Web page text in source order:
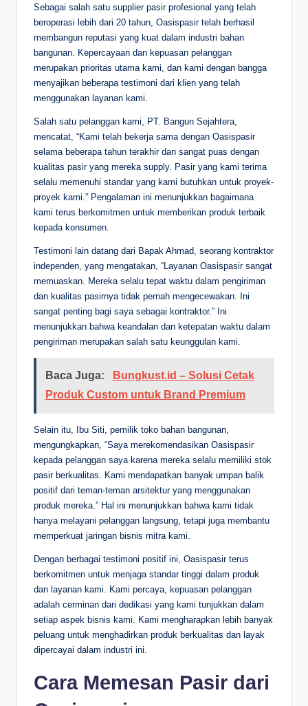
Sebagai salah satu supplier pasir profesional yang telah
beroperasi lebih dari 20 tahun, Oasispasir telah berhasil
membangun reputasi yang kuat dalam industri bahan
bangunan. Kepercayaan dan kepuasan pelanggan
merupakan prioritas utama kami, dan kami dengan bangga
menyajikan beberapa testimoni dari klien yang telah
menggunakan layanan kami.
Salah satu pelanggan kami, PT. Bangun Sejahtera,
mencatat, “Kami telah bekerja sama dengan Oasispasir
selama beberapa tahun terakhir dan sangat puas dengan
kualitas pasir yang mereka supply. Pasir yang kami terima
selalu memenuhi standar yang kami butuhkan untuk proyek-
proyek kami.” Pengalaman ini menunjukkan bagaimana
kami terus berkomitmen untuk memberikan produk terbaik
kepada konsumen.
Testimoni lain datang dari Bapak Ahmad, seorang kontraktor
independen, yang mengatakan, “Layanan Oasispasir sangat
memuaskan. Mereka selalu tepat waktu dalam pengiriman
dan kualitas pasirnya tidak pernah mengecewakan. Ini
sangat penting bagi saya sebagai kontraktor.” Ini
menunjukkan bahwa keandalan dan ketepatan waktu dalam
pengiriman merupakan salah satu keunggulan kami.
Baca Juga:
Bungkust.id – Solusi Cetak
Produk Custom untuk Brand Premium
Selain itu, Ibu Siti, pemilik toko bahan bangunan,
mengungkapkan, “Saya merekomendasikan Oasispasir
kepada pelanggan saya karena mereka selalu memiliki stok
pasir berkualitas. Kami mendapatkan banyak umpan balik
positif dari teman-teman arsitektur yang menggunakan
produk mereka.” Hal ini menunjukkan bahwa kami tidak
hanya melayani pelanggan langsung, tetapi juga membantu
memperkuat jaringan bisnis mitra kami.
Dengan berbagai testimoni positif ini, Oasispasir terus
berkomitmen untuk menjaga standar tinggi dalam produk
dan layanan kami. Kami percaya, kepuasan pelanggan
adalah cerminan dari dedikasi yang kami tunjukkan dalam
setiap aspek bisnis kami. Kami mengharapkan lebih banyak
peluang untuk menghadirkan produk berkualitas dan layak
dipercayai dalam industri ini.
Cara Memesan Pasir dari